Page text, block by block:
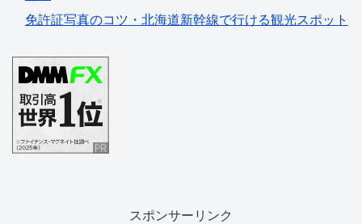
免許証写真のコツ・北海道新幹線で行ける観光スポット
スポンサーリンク